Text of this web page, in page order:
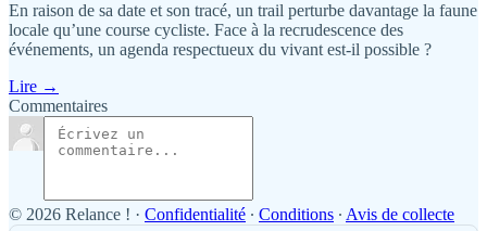
En raison de sa date et son tracé, un trail perturbe davantage la faune
locale qu’une course cycliste. Face à la recrudescence des
événements, un agenda respectueux du vivant est-il possible ?
Lire →
Commentaires
© 2026 Relance ! · Confidentialité ∙ Conditions ∙ Avis de collecte